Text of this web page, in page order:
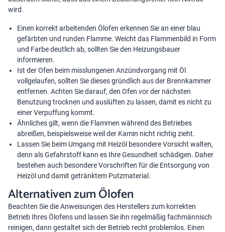
wird.
Einen korrekt arbeitenden Ölofen erkennen Sie an einer blau
gefärbten und runden Flamme. Weicht das Flammenbild in Form
und Farbe deutlich ab, sollten Sie den Heizungsbauer
informieren.
Ist der Ofen beim misslungenen Anzündvorgang mit Öl
vollgelaufen, sollten Sie dieses gründlich aus der Brennkammer
entfernen. Achten Sie darauf, den Ofen vor der nächsten
Benutzung trocknen und auslüften zu lassen, damit es nicht zu
einer Verpuffung kommt.
Ähnliches gilt, wenn die Flammen während des Betriebes
abreißen, beispielsweise weil der Kamin nicht richtig zieht.
Lassen Sie beim Umgang mit Heizöl besondere Vorsicht walten,
denn als Gefahrstoff kann es Ihre Gesundheit schädigen. Daher
bestehen auch besondere Vorschriften für die Entsorgung von
Heizöl und damit getränktem Putzmaterial.
Alternativen zum Ölofen
Beachten Sie die Anweisungen des Herstellers zum korrekten
Betrieb Ihres Ölofens und lassen Sie ihn regelmäßig fachmännisch
reinigen, dann gestaltet sich der Betrieb recht problemlos. Einen